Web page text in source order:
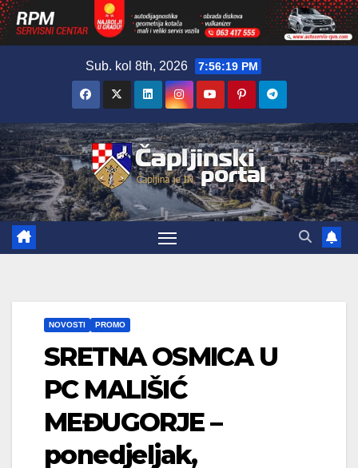
Sub. kol 8th, 2026 7:56:20 PM
NOVOSTI PROMO
SRETNA OSMICA U
PC MALIŠIĆ
MEĐUGORJE –
ponedjeljak,